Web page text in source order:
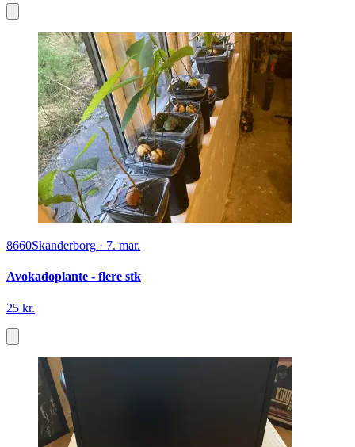
8660Skanderborg · 7. mar.
Avokadoplante - flere stk
25 kr.